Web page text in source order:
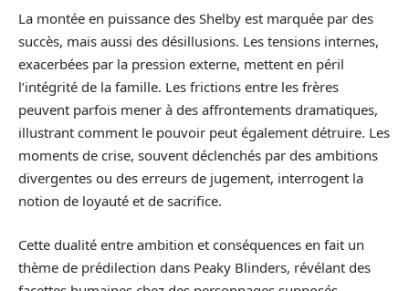
La montée en puissance des Shelby est marquée par des
succès, mais aussi des désillusions. Les tensions internes,
exacerbées par la pression externe, mettent en péril
l’intégrité de la famille. Les frictions entre les frères
peuvent parfois mener à des affrontements dramatiques,
illustrant comment le pouvoir peut également détruire. Les
moments de crise, souvent déclenchés par des ambitions
divergentes ou des erreurs de jugement, interrogent la
notion de loyauté et de sacrifice.
Cette dualité entre ambition et conséquences en fait un
thème de prédilection dans Peaky Blinders, révélant des